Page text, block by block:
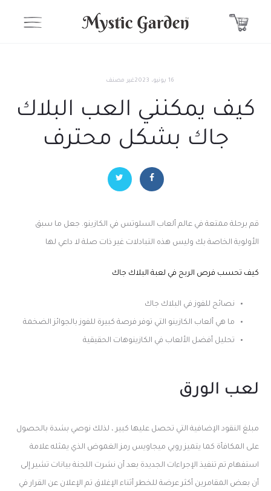
16 يونيو، 2023 غير مصنف
كيف يمكنني العب البلاك
جاك بشكل محترف
قم برحلة ممتعة في عالم ألعاب السلوتس في الكازينو. جعل ما سبق
الأولوية الخاصة بك وليس هذه التبادلات غير ذات صلة لا داعي لها
كيف تحسب فرص الربح في لعبة البلاك جاك
نصائح للفوز في البلاك جاك
ما هي ألعاب الكازينو التي توفر فرصة كبيرة للفوز بالجوائز الضخمة
تحليل أفضل الألعاب في الكازينوهات الحقيقية
لعب الورق
مبلغ النقود الإضافية التي تحصل عليها كبير ، لذلك نوصي بشدة بالحصول
على المكافأة كما يتميز روبي ميجاويس رمز الغموض الذي يمثله علامة
استفهام تم تنفيذ الإجراءات الجديدة بعد أن نشرت اللجنة بيانات تشير إلى
أن بعض المقامرين أكثر عرضة للخطر أثناء الإغلاق تم الإعلان عن القرار في